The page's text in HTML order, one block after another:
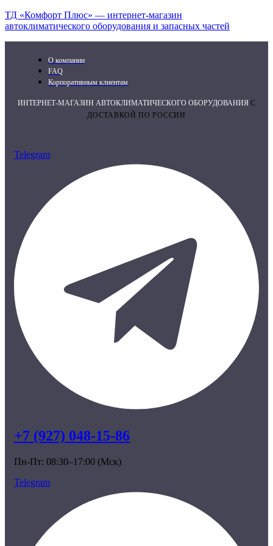
ТД «Комфорт Плюс» — интернет-магазин
автоклиматического оборудования и запасных частей
О компании
FAQ
Корпоративным клиентам
ИНТЕРНЕТ-МАГАЗИН АВТОКЛИМАТИЧЕСКОГО ОБОРУДОВАНИЯ С
ДОСТАВКОЙ ПО РОССИИ
Telegram
+7 (927) 048-15-86
Пн-Пт: 08:30–17:00 (Мск)
Telegram